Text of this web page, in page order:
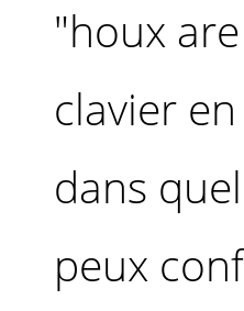
"houx
clavier
dans
peux